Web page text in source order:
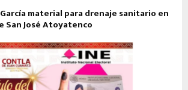
material para drenaje sanitario en
San José Atoyatenco